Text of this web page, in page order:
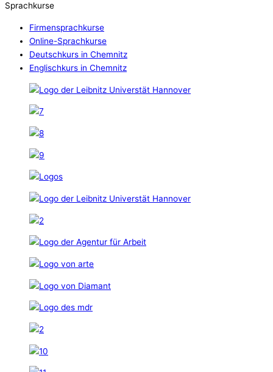
Sprachkurse
Firmensprachkurse
Online-Sprachkurse
Deutschkurs in Chemnitz
Englischkurs in Chemnitz